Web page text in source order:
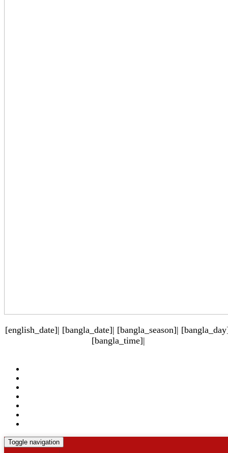
[english_date]| [bangla_date]| [bangla_season]|
[bangla_time]|
Toggle navigation